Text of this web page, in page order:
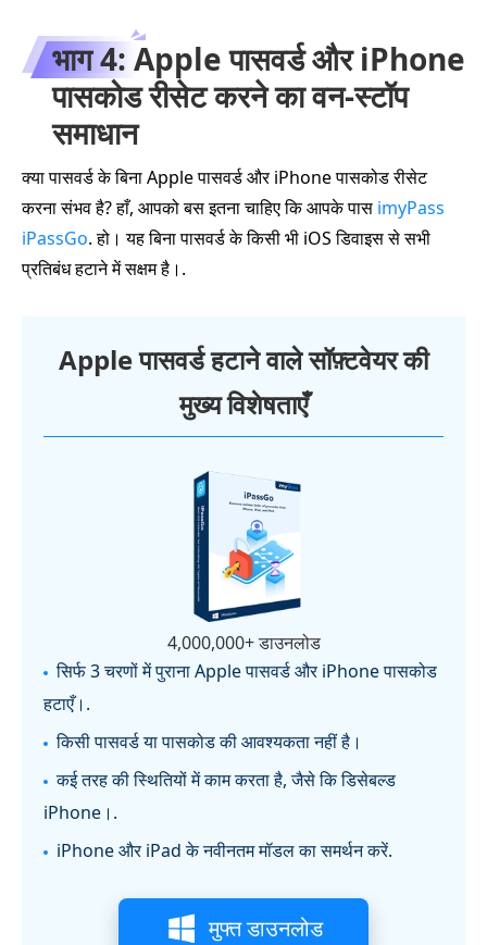
भाग 4: Apple पासवर्ड और iPhone
पासकोड रीसेट करने का वन‑स्टॉप
समाधान
क्या पासवर्ड के बिना Apple पासवर्ड और iPhone पासकोड रीसेट
करना संभव है? हाँ, आपको बस इतना चाहिए कि आपके पास imyPass
iPassGo. हो। यह बिना पासवर्ड के किसी भी iOS डिवाइस से सभी
प्रतिबंध हटाने में सक्षम है।.
Apple पासवर्ड हटाने वाले सॉफ़्टवेयर की
मुख्य विशेषताएँ
4,000,000+ डाउनलोड
सिर्फ 3 चरणों में पुराना Apple पासवर्ड और iPhone पासकोड
हटाएँ।.
किसी पासवर्ड या पासकोड की आवश्यकता नहीं है।
कई तरह की स्थितियों में काम करता है, जैसे कि डिसेबल्ड
iPhone।.
iPhone और iPad के नवीनतम मॉडल का समर्थन करें.
मुफ्त डाउनलोड